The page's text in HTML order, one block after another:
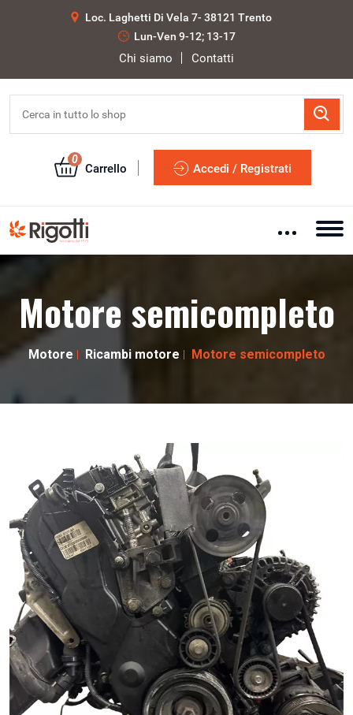
Loc. Laghetti Di Vela 7- 38121 Trento
Lun-Ven 9-12; 13-17
Chi siamo Contatti
0
Carrello Accedi / Registrati
Motore semicompleto
Motore Ricambi motore Motore semicompleto